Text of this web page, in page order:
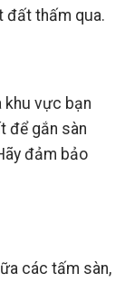
đất thấm qua.
vực bạn
để gắn sàn
đảm bảo
các tấm sàn,